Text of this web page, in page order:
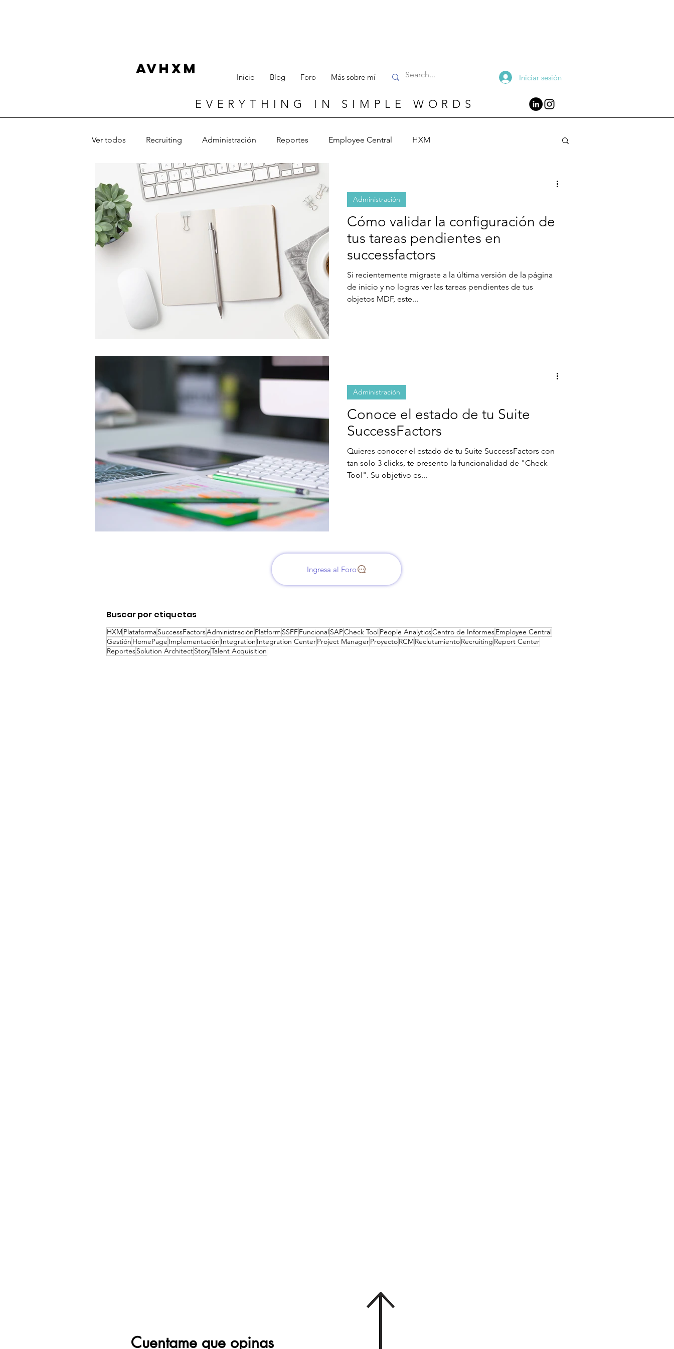
AVHXM
Inicio Blog Foro Más sobre mí Iniciar sesión
EVERYTHING IN SIMPLE WORDS
Ver todos Recruiting Administración Reportes Employee Central HXM
Cómo validar la configuración de
tus tareas pendientes en
successfactors
Si recientemente migraste a la última versión de la página
de inicio y no logras ver las tareas pendientes de tus
objetos MDF, este...
Administración
Conoce el estado de tu Suite
SuccessFactors
Quieres conocer el estado de tu Suite SuccessFactors con
tan solo 3 clicks, te presento la funcionalidad de "Check
Tool". Su objetivo es...
Administración
Ingresa al Foro
Buscar por etiquetas
HXMPlataformaSuccessFactorsAdministración Platform SSFFFuncionalSAPCheck ToolPeople AnalyticsCentro de InformesEmployee Central
Gestión HomePage Implementación Integration Integration CenterProject ManagerProyectoRCMReclutamientoRecruiting Report Center
ReportesSolution ArchitectStoryTalent Acquisition
Cuentame que opinas